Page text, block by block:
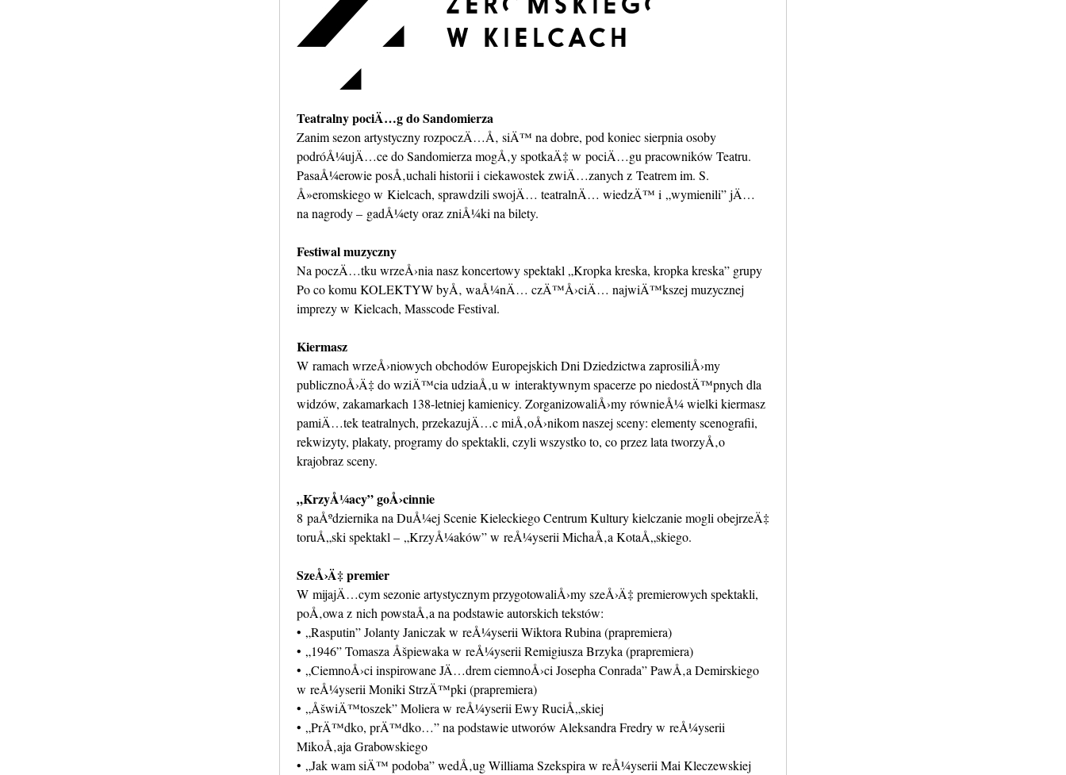
Teatralny pociÄ…g do Sandomierza
Zanim sezon artystyczny rozpoczÄ…Å‚ siÄ™ na dobre, pod koniec sierpnia osoby
podróÅ¼ujÄ…ce do Sandomierza mogÅ‚y spotkaÄ‡ w pociÄ…gu pracowników Teatru.
PasaÅ¼erowie posÅ‚uchali historii i ciekawostek zwiÄ…zanych z Teatrem im. S.
Å»eromskiego w Kielcach, sprawdzili swojÄ… teatralnÄ… wiedzÄ™ i „wymienili” jÄ…
na nagrody – gadÅ¼ety oraz zniÅ¼ki na bilety.
Festiwal muzyczny
Na poczÄ…tku wrzeÅ›nia nasz koncertowy spektakl „Kropka kreska, kropka kreska” grupy
Po co komu KOLEKTYW byÅ‚ waÅ¼nÄ… czÄ™Å›ciÄ… najwiÄ™kszej muzycznej
imprezy w Kielcach, Masscode Festival.
Kiermasz
W ramach wrzeÅ›niowych obchodów Europejskich Dni Dziedzictwa zaprosiliÅ›my
publicznoÅ›Ä‡ do wziÄ™cia udziaÅ‚u w interaktywnym spacerze po niedostÄ™pnych dla
widzów, zakamarkach 138-letniej kamienicy. ZorganizowaliÅ›my równieÅ¼ wielki kiermasz
pamiÄ…tek teatralnych, przekazujÄ…c miÅ‚oÅ›nikom naszej sceny: elementy scenografii,
rekwizyty, plakaty, programy do spektakli, czyli wszystko to, co przez lata tworzyÅ‚o
krajobraz sceny.
„KrzyÅ¼acy” goÅ›cinnie
8 paÅºdziernika na DuÅ¼ej Scenie Kieleckiego Centrum Kultury kielczanie mogli obejrzeÄ‡
toruÅ„ski spektakl – „KrzyÅ¼aków” w reÅ¼yserii MichaÅ‚a KotaÅ„skiego.
SzeÅ›Ä‡ premier
W mijajÄ…cym sezonie artystycznym przygotowaliÅ›my szeÅ›Ä‡ premierowych spektakli,
poÅ‚owa z nich powstaÅ‚a na podstawie autorskich tekstów:
• „Rasputin” Jolanty Janiczak w reÅ¼yserii Wiktora Rubina (prapremiera)
• „1946” Tomasza Åšpiewaka w reÅ¼yserii Remigiusza Brzyka (prapremiera)
• „CiemnoÅ›ci inspirowane JÄ…drem ciemnoÅ›ci Josepha Conrada” PawÅ‚a Demirskiego
w reÅ¼yserii Moniki StrzÄ™pki (prapremiera)
• „ÅšwiÄ™toszek” Moliera w reÅ¼yserii Ewy RuciÅ„skiej
• „PrÄ™dko, prÄ™dko…” na podstawie utworów Aleksandra Fredry w reÅ¼yserii
MikoÅ‚aja Grabowskiego
• „Jak wam siÄ™ podoba” wedÅ‚ug Williama Szekspira w reÅ¼yserii Mai Kleczewskiej